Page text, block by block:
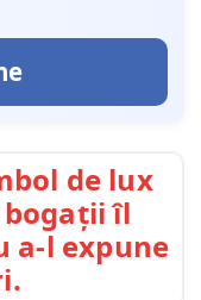
de lux
îl
a-l expune